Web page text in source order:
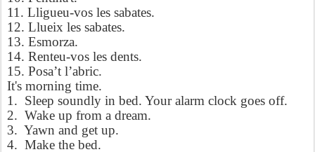
11. Lligueu-vos les sabates.
12. Llueix les sabates.
13. Esmorza.
14. Renteu-vos les dents.
15. Posa’t l’abric.
It's morning time.
1. Sleep soundly in bed. Your alarm clock goes off.
2. Wake up from a dream.
3. Yawn and get up.
4. Make the bed.